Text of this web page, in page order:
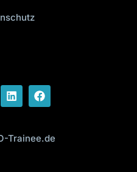
Trainee.de